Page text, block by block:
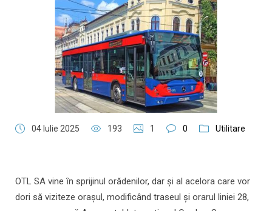
04 Iulie 2025 193 1 0 Utilitare
OTL SA vine ȋn sprijinul orădenilor, dar şi al acelora care vor
dori să viziteze oraşul, modificând traseul şi orarul liniei 28,